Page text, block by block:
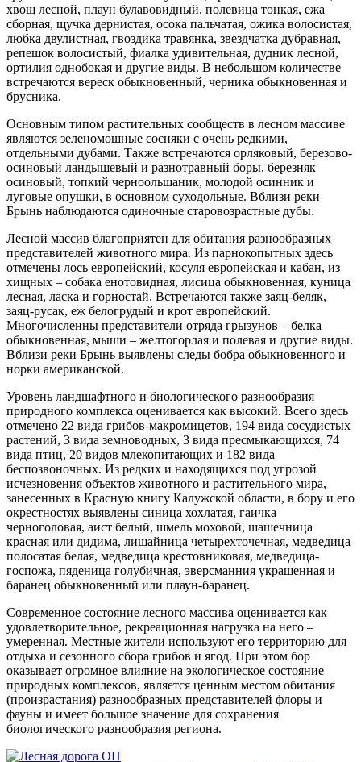
хвощ лесной, плаун булавовидный, полевица тонкая, ежа
сборная, щучка дернистая, осока пальчатая, ожика волосистая,
любка двулистная, гвоздика травянка, звездчатка дубравная,
репешок волосистый, фиалка удивительная, дудник лесной,
ортилия однобокая и другие виды. В небольшом количестве
встречаются вереск обыкновенный, черника обыкновенная и
брусника.
Основным типом растительных сообществ в лесном массиве
являются зеленомошные сосняки с очень редкими,
отдельными дубами. Также встречаются орляковый, березово-
осиновый ландышевый и разнотравный боры, березняк
осиновый, топкий черноольшаник, молодой осинник и
луговые опушки, в основном суходольные. Вблизи реки
Брынь наблюдаются одиночные старовозрастные дубы.
Лесной массив благоприятен для обитания разнообразных
представителей животного мира. Из парнокопытных здесь
отмечены лось европейский, косуля европейская и кабан, из
хищных – собака енотовидная, лисица обыкновенная, куница
лесная, ласка и горностай. Встречаются также заяц-беляк,
заяц-русак, еж белогрудый и крот европейский.
Многочисленны представители отряда грызунов – белка
обыкновенная, мыши – желтогорлая и полевая и другие виды.
Вблизи реки Брынь выявлены следы бобра обыкновенного и
норки американской.
Уровень ландшафтного и биологического разнообразия
природного комплекса оценивается как высокий. Всего здесь
отмечено 22 вида грибов-макромицетов, 194 вида сосудистых
растений, 3 вида земноводных, 3 вида пресмыкающихся, 74
вида птиц, 20 видов млекопитающих и 182 вида
беспозвоночных. Из редких и находящихся под угрозой
исчезновения объектов животного и растительного мира,
занесенных в Красную книгу Калужской области, в бору и его
окрестностях выявлены синица хохлатая, гаичка
черноголовая, аист белый, шмель моховой, шашечница
красная или дидима, лишайница четырехточечная, медведица
полосатая белая, медведица крестовниковая, медведица-
госпожа, пяденица голубичная, эверсманния украшенная и
баранец обыкновенный или плаун-баранец.
Современное состояние лесного массива оценивается как
удовлетворительное, рекреационная нагрузка на него –
умеренная. Местные жители используют его территорию для
отдыха и сезонного сбора грибов и ягод. При этом бор
оказывает огромное влияние на экологическое состояние
природных комплексов, является ценным местом обитания
(произрастания) разнообразных представителей флоры и
фауны и имеет большое значение для сохранения
биологического разнообразия региона.